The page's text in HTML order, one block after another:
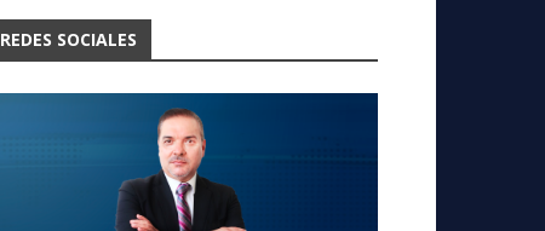
REDES SOCIALES